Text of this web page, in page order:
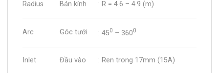
Radius Bán kính : R = 4.6 – 4.9 (m)
Arc Góc tưới : 450 – 3600
Inlet Đầu vào : Ren trong 17mm (15A)